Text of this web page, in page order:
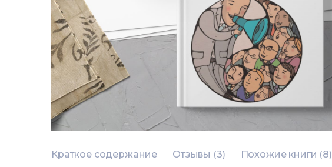
Краткое содержание Отзывы (3) Похожие книги (8)